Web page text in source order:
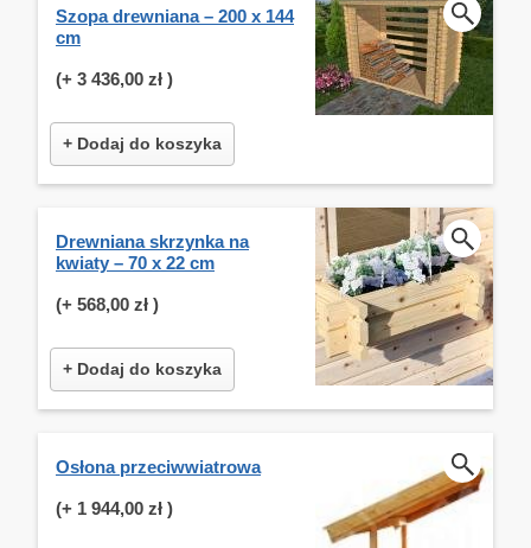
Szopa drewniana – 200 x 144
cm
(+ 3 436,00 zł )
+ Dodaj do koszyka
Drewniana skrzynka na
kwiaty – 70 x 22 cm
(+ 568,00 zł )
+ Dodaj do koszyka
Osłona przeciwwiatrowa
(+ 1 944,00 zł )